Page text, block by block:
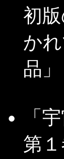
初
か
品
「
第